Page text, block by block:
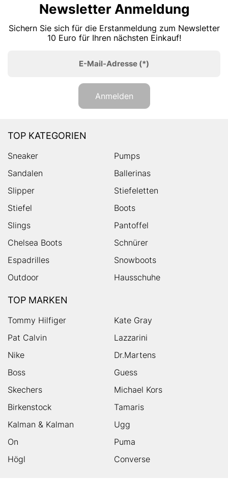
Newsletter Anmeldung
Sichern Sie sich für die Erstanmeldung zum Newsletter
10 Euro für Ihren nächsten Einkauf!
E-Mail-Adresse (*)
Anmelden
TOP KATEGORIEN
Sneaker
Pumps
Sandalen
Ballerinas
Slipper
Stiefeletten
Stiefel
Boots
Slings
Pantoffel
Chelsea Boots
Schnürer
Espadrilles
Snowboots
Outdoor
Hausschuhe
TOP MARKEN
Tommy Hilfiger
Kate Gray
Pat Calvin
Lazzarini
Nike
Dr.Martens
Boss
Guess
Skechers
Michael Kors
Birkenstock
Tamaris
Kalman & Kalman
Ugg
On
Puma
Högl
Converse